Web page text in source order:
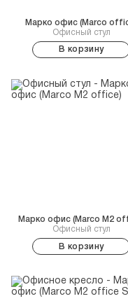
Офисный стул
Марко офис (Marco
В корзину
Офисный стул
Марко офис (Marco M2
В корзину